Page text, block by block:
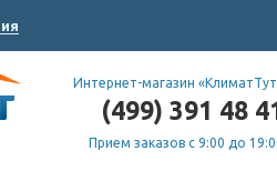
Интернет-магазин
(499) 391 48
Прием заказов с 9:00 до